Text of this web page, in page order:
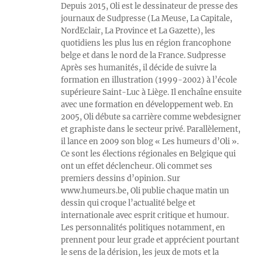
Depuis 2015, Oli est le dessinateur de presse des
journaux de Sudpresse (La Meuse, La Capitale,
NordEclair, La Province et La Gazette), les
quotidiens les plus lus en région francophone
belge et dans le nord de la France. Sudpresse
Après ses humanités, il décide de suivre la
formation en illustration (1999-2002) à l’école
supérieure Saint-Luc à Liège. Il enchaîne ensuite
avec une formation en développement web. En
2005, Oli débute sa carrière comme webdesigner
et graphiste dans le secteur privé. Parallèlement,
il lance en 2009 son blog « Les humeurs d’Oli ».
Ce sont les élections régionales en Belgique qui
ont un effet déclencheur. Oli commet ses
premiers dessins d’opinion. Sur
www.humeurs.be, Oli publie chaque matin un
dessin qui croque l’actualité belge et
internationale avec esprit critique et humour.
Les personnalités politiques notamment, en
prennent pour leur grade et apprécient pourtant
le sens de la dérision, les jeux de mots et la